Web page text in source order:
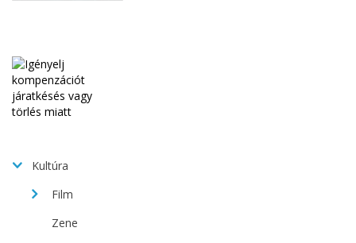
Kultúra
Film
Zene